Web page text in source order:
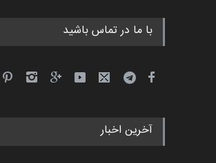
با ما در تماس باشید
آخرین اخبار